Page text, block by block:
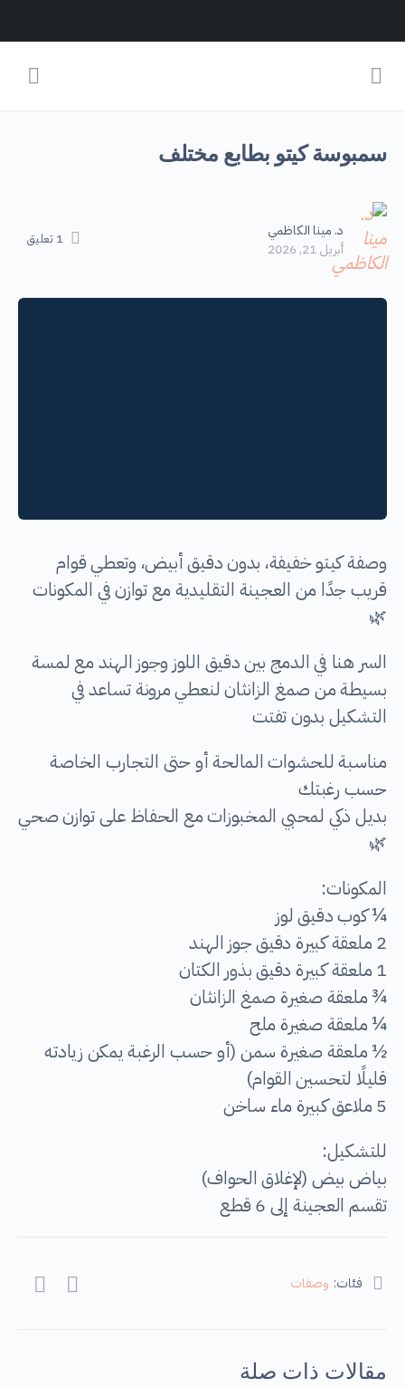
سمبوسة كيتو بطابع مختلف
د. مينا الكاظمي
أبريل 21, 2026
1 تعليق
وصفة كيتو خفيفة، بدون دقيق أبيض، وتعطي قوام
قريب جدًا من العجينة التقليدية مع توازن في المكونات
🌿
السر هنا في الدمج بين دقيق اللوز وجوز الهند مع لمسة
بسيطة من صمغ الزانثان لنعطي مرونة تساعد في
التشكيل بدون تفتت
مناسبة للحشوات المالحة أو حتى التجارب الخاصة
حسب رغبتك
بديل ذكي لمحبي المخبوزات مع الحفاظ على توازن صحي
🌿
المكونات:
¼ كوب دقيق لوز
2 ملعقة كبيرة دقيق جوز الهند
1 ملعقة كبيرة دقيق بذور الكتان
¾ ملعقة صغيرة صمغ الزانثان
¼ ملعقة صغيرة ملح
½ ملعقة صغيرة سمن (أو حسب الرغبة يمكن زيادته
قليلًا لتحسين القوام)
5 ملاعق كبيرة ماء ساخن
للتشكيل:
بياض بيض (لإغلاق الحواف)
تقسم العجينة إلى 6 قطع
فئات: وصفات
مقالات ذات صلة